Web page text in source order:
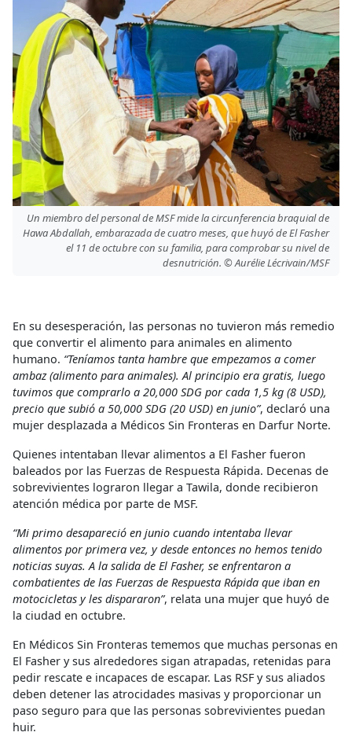
Un miembro del personal de MSF mide la circunferencia braquial de
Hawa Abdallah, embarazada de cuatro meses, que huyó de El Fasher
el 11 de octubre con su familia, para comprobar su nivel de
desnutrición. © Aurélie Lécrivain/MSF
En su desesperación, las personas no tuvieron más remedio
que convertir el alimento para animales en alimento
humano. “Teníamos tanta hambre que empezamos a comer
ambaz (alimento para animales). Al principio era gratis, luego
tuvimos que comprarlo a 20,000 SDG por cada 1,5 kg (8 USD),
precio que subió a 50,000 SDG (20 USD) en junio”, declaró una
mujer desplazada a Médicos Sin Fronteras en Darfur Norte.
Quienes intentaban llevar alimentos a El Fasher fueron
baleados por las Fuerzas de Respuesta Rápida. Decenas de
sobrevivientes lograron llegar a Tawila, donde recibieron
atención médica por parte de MSF.
“Mi primo desapareció en junio cuando intentaba llevar
alimentos por primera vez, y desde entonces no hemos tenido
noticias suyas. A la salida de El Fasher, se enfrentaron a
combatientes de las Fuerzas de Respuesta Rápida que iban en
motocicletas y les dispararon”, relata una mujer que huyó de
la ciudad en octubre.
En Médicos Sin Fronteras tememos que muchas personas en
El Fasher y sus alrededores sigan atrapadas, retenidas para
pedir rescate e incapaces de escapar. Las RSF y sus aliados
deben detener las atrocidades masivas y proporcionar un
paso seguro para que las personas sobrevivientes puedan
huir.